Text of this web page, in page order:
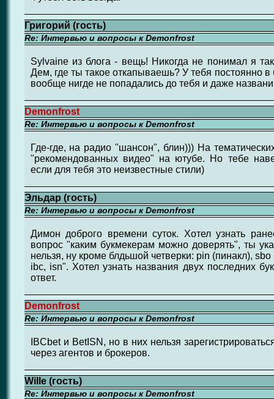
Григорий (гость)
Re: Интервью и вопросы к Demonfrost
Sylvaine из блога - вещь! Никогда не понимал я
Дем, где ты такое откапываешь? У тебя постоянно
вообще нигде не попадались до тебя и даже
Demonfrost
Re: Интервью и вопросы к Demonfrost
Где-где, на радио "шансон", блин))) На
"рекомендованных видео" на ютубе. Но тебе
если для тебя это неизвестные стили)
Эльдар (гость)
Re: Интервью и вопросы к Demonfrost
Димон доброго времени суток. Хотел узнать
вопрос "каким букмекерам можно доверять", ты
нельзя, ну кроме блдьшой четверки: pin (пинакл), sbo
ibc, isn". Хотел узнать названия двух последних
ответ.
Demonfrost
Re: Интервью и вопросы к Demonfrost
IBCbet и BetISN, но в них нельзя
через агентов и брокеров.
Wille (гость)
Re: Интервью и вопросы к Demonfrost